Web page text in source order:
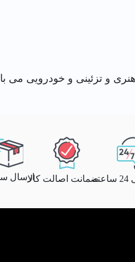
و تزئینی و خودرویی می
ضمانت اصالت کالاارسال